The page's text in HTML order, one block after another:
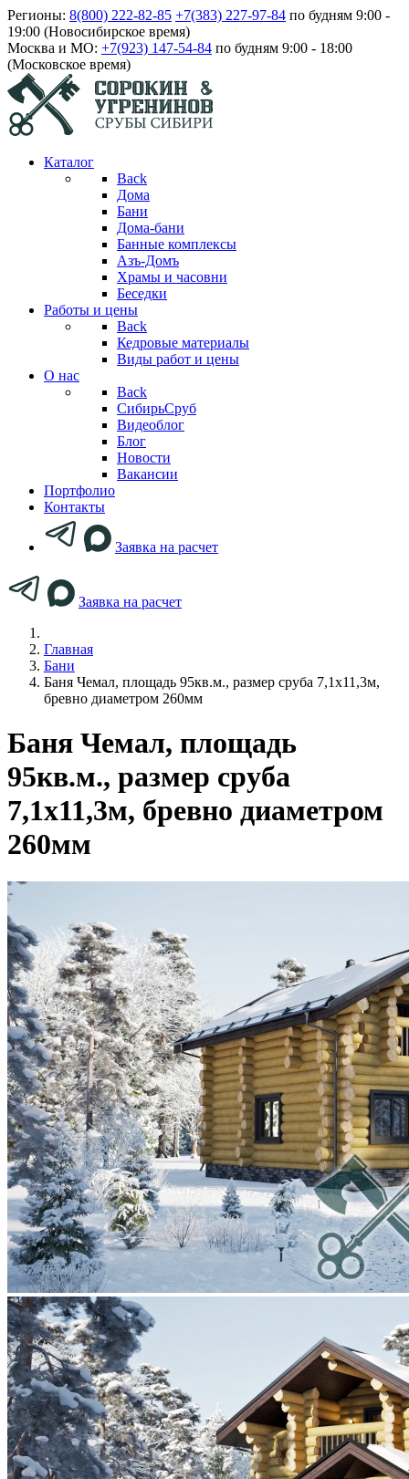
Регионы: 8(800) 222-82-85 +7(383) 227-97-84 по будням 9:00 -
19:00 (Новосибирское время)
Москва и МО: +7(923) 147-54-84 по будням 9:00 - 18:00
(Московское время)
Каталог
Back
Дома
Бани
Дома-бани
Банные комплексы
Азъ-Домъ
Храмы и часовни
Беседки
Работы и цены
Back
Кедровые материалы
Виды работ и цены
О нас
Back
СибирьСруб
Видеоблог
Блог
Новости
Вакансии
Портфолио
Контакты
Заявка на расчет
Заявка на расчет
Главная
Бани
Баня Чемал, площадь 95кв.м., размер сруба 7,1х11,3м,
бревно диаметром 260мм
Баня Чемал, площадь
95кв.м., размер сруба
7,1х11,3м, бревно диаметром
260мм